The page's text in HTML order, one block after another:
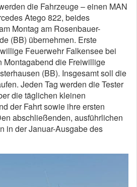
die Fahrzeuge – einen MAN
Atego 822, beides
Montag am Rosenbauer-
(BB) übernehmen. Erste
Feuerwehr Falkensee bei
Montagabend die Freiwillige
(BB). Insgesamt soll die
Jeden Tag werden die Tester
die täglichen kleinen
der Fahrt sowie ihre ersten
abschließenden, ausführlichen
in der Januar-Ausgabe des